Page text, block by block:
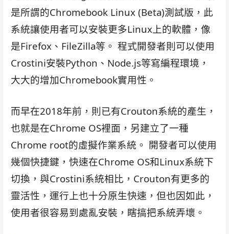
是所謂的Chromebook Linux (Beta)測試版，此
系統讓使用者可以安裝更多Linux上的軟體，像
是Firefox、FileZilla等。 程式開發者則可以使用
Crostini安裝Python、Node.js等寫編程環境，
大大的增加Chromebook實用性。
而早在2018年前，則已有Crouton系統的產生，
也就是在Chrome OS裡面，另建立了一種
Chrome root的虛擬作業系統。 開發者可以使用
幾個快捷鍵，快速在Chrome OS和Linux系統下
切換，與Crostini系統相比，Crouton有更多的
靈活性，運行上也十分原生快速，但也因如此，
使用者很容易到處亂安裝，瞎搞把系統弄壞。